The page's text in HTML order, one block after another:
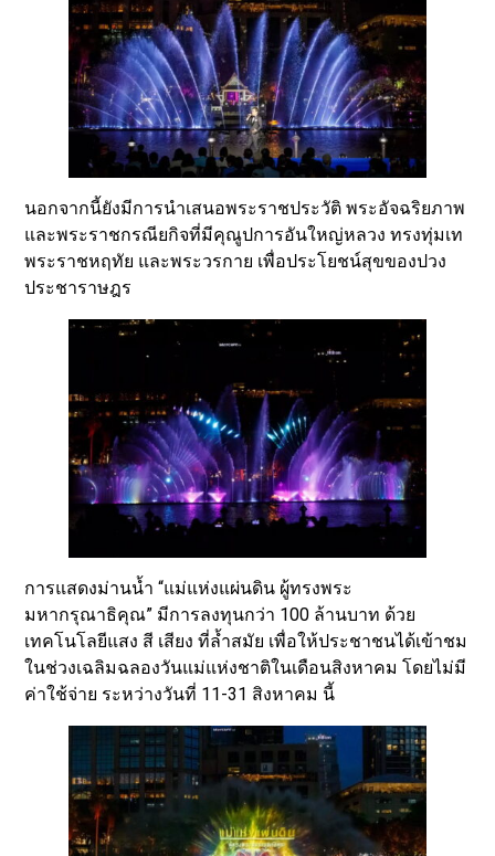
นอกจากนี้ยังมีการนำเสนอพระราชประวัติ พระอัจฉริยภาพ
และพระราชกรณียกิจที่มีคุณูปการอันใหญ่หลวง ทรงทุ่มเท
พระราชหฤทัย และพระวรกาย เพื่อประโยชน์สุขของปวง
ประชาราษฎร
การแสดงม่านน้ำ “แม่แห่งแผ่นดิน ผู้ทรงพระ
มหากรุณาธิคุณ” มีการลงทุนกว่า 100 ล้านบาท ด้วย
เทคโนโลยีแสง สี เสียง ที่ล้ำสมัย เพื่อให้ประชาชนได้เข้าชม
ในช่วงเฉลิมฉลองวันแม่แห่งชาติในเดือนสิงหาคม โดยไม่มี
ค่าใช้จ่าย ระหว่างวันที่ 11-31 สิงหาคม นี้